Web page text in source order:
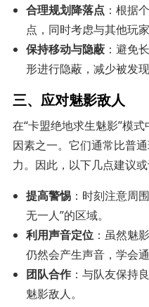
合理规划降落点 ：根据
点，同时考虑与其他玩家
保持移动与隐蔽 ：避免
形进行隐蔽，减少被发现
三、应对魅影敌人
在“卡盟绝地求生魅影”模
因素之一。它们通常比普
力。因此，以下几点建议
提高警惕 ：时刻注意周
无一人”的区域。
利用声音定位 ：虽然魅
仍然会产生声音，学会
团队合作 ：与队友保持
魅影敌人。